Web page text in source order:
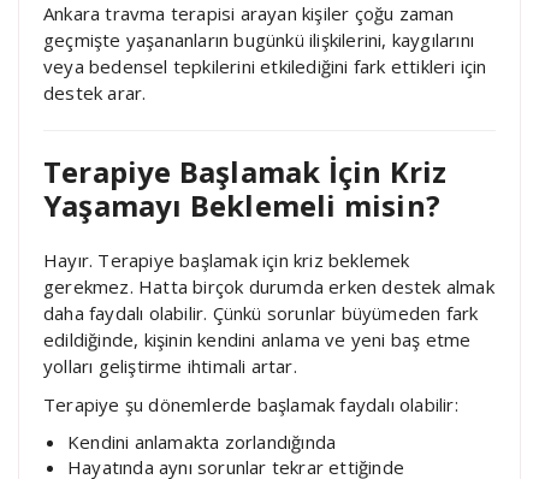
Ankara travma terapisi arayan kişiler çoğu zaman
geçmişte yaşananların bugünkü ilişkilerini, kaygılarını
veya bedensel tepkilerini etkilediğini fark ettikleri için
destek arar.
Terapiye Başlamak İçin Kriz
Yaşamayı Beklemeli misin?
Hayır. Terapiye başlamak için kriz beklemek
gerekmez. Hatta birçok durumda erken destek almak
daha faydalı olabilir. Çünkü sorunlar büyümeden fark
edildiğinde, kişinin kendini anlama ve yeni baş etme
yolları geliştirme ihtimali artar.
Terapiye şu dönemlerde başlamak faydalı olabilir:
Kendini anlamakta zorlandığında
Hayatında aynı sorunlar tekrar ettiğinde